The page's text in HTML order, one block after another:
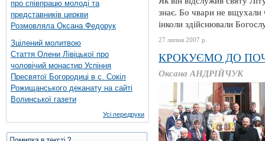
про співпрацю молоді та
представників церкви
Розмовляла Оксана Федорук
Зцілений молитвою
Стаття Олени Лівіцької про
чоловічий монастир Успіння
Пресвятої Богородиці в с. Сокіл
Рожищанського деканату на сайті
Волинської газети
Усі передруки
знає. Бо чвари не вщухали
інколи здійснювали
27 липня 2007 р.
КРОКУЄМО ДО
Оксана АНДРІЙЧУК